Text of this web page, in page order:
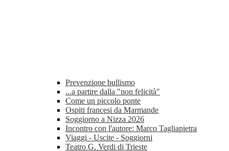
Prevenzione bullismo
...a partire dalla "non felicità"
Come un piccolo ponte
Ospiti francesi da Marmande
Soggiorno a Nizza 2026
Incontro con l'autore: Marco Tagliapietra
Viaggi - Uscite - Soggiorni
Teatro G. Verdi di Trieste